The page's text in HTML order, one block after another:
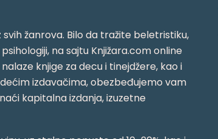
žanrova. Bilo da tražite beletristiku,
na sajtu Knjižara.com online
knjige za decu i tinejdžere, kao i
izdavačima, obezbeđujemo vam
kapitalna izdanja, izuzetne